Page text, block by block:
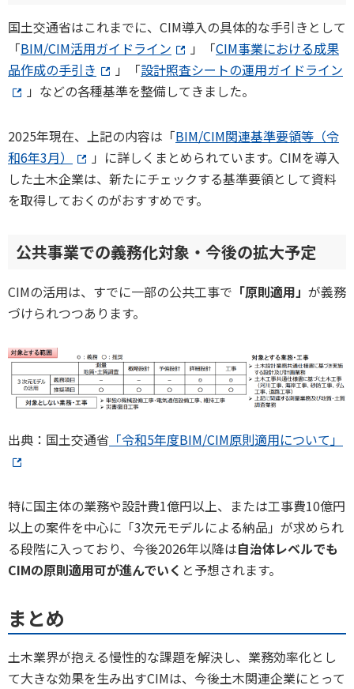
国土交通省はこれまでに、CIM導入の具体的な手引きとして
「BIM/CIM活用ガイドライン 」「CIM事業における成果
品作成の手引き
」「設計照査シートの運用ガイドライン
」などの各種基準を整備してきました。
2025年現在、上記の内容は「BIM/CIM関連基準要領等（令
和6年3月）
」に詳しくまとめられています。CIMを導入
した土木企業は、新たにチェックする基準要領として資料
を取得しておくのがおすすめです。
公共事業での義務化対象・今後の拡大予定
CIMの活用は、すでに一部の公共工事で 「原則適用」 が義務
づけられつつあります。
出典：国土交通省 「令和5年度BIM/CIM原則適用について」
特に国主体の業務や設計費1億円以上、または工事費10億円
以上の案件を中心に「3次元モデルによる納品」が求められ
る段階に入っており、今後2026年以降は自治体レベルでも
CIMの原則適用可が進んでいく と予想されます。
まとめ
土木業界が抱える慢性的な課題を解決し、業務効率化とし
て大きな効果を生み出すCIMは、今後土木関連企業にとって